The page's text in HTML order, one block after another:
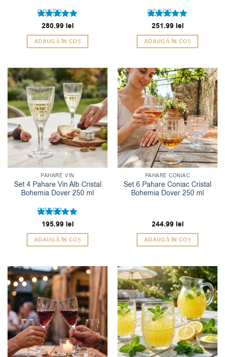
Evaluat la
5din 5
280.99 lei
ADAUGĂ ÎN COȘ
Evaluat la
5din 5
251.99 lei
ADAUGĂ ÎN COȘ
PAHARE VIN
Set 4 Pahare Vin Alb Cristal
Bohemia Dover 250 ml
Evaluat la
5din 5
195.99 lei
ADAUGĂ ÎN COȘ
PAHARE CONIAC
Set 6 Pahare Coniac Cristal
Bohemia Dover 250 ml
244.99 lei
ADAUGĂ ÎN COȘ